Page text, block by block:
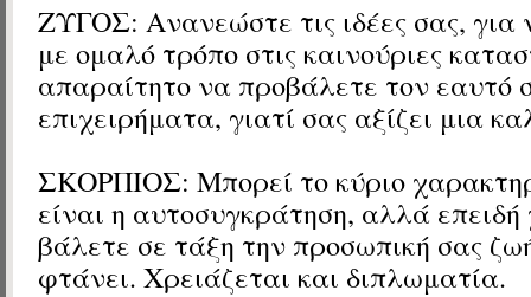
ΖΥΓΟΣ: Ανανεώστε τις ιδέες σας, για
με ομαλό τρόπο στις καινούριες
απαραίτητο να προβάλετε τον εαυτό
επιχειρήματα, γιατί σας αξίζει μια
ΣΚΟΡΠΙΟΣ: Μπορεί το κύριο
είναι η αυτοσυγκράτηση, αλλά επειδή
βάλετε σε τάξη την προσωπική σας
φτάνει. Χρειάζεται και διπλωματία.